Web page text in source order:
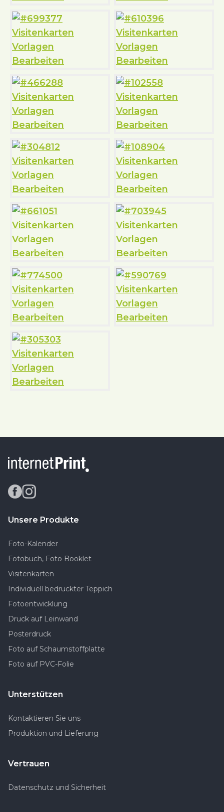
Unsere Produkte
Foto-Kalender
Fotobuch, Foto Booklet
Visitenkarten
Individuell bedruckter Teppich
Fotoentwicklung
Druck auf Leinwand
Posterdruck
Foto auf Schaumstoffplatte
Foto auf PVC-Folie
Unterstützen
Kontaktieren Sie uns
Produktion und Lieferung
Vertrauen
Datenschutz und Sicherheit